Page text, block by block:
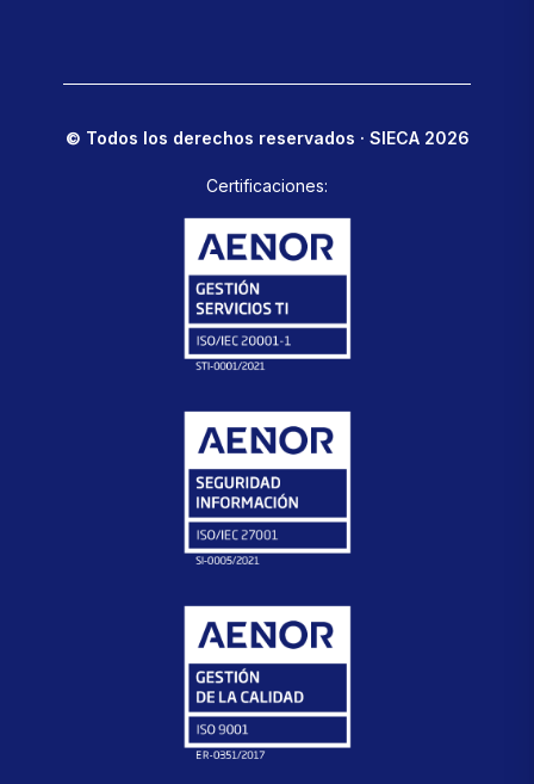
© Todos los derechos reservados · SIECA 2026
Certificaciones: